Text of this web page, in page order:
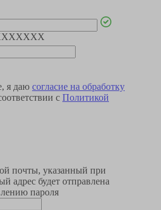
я даю согласие на обработку
с Политикой
почты, указанный при
адрес будет отправлена
пароля